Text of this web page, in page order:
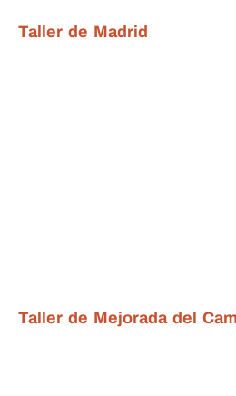
Taller de Madrid
Taller de Mejorada del